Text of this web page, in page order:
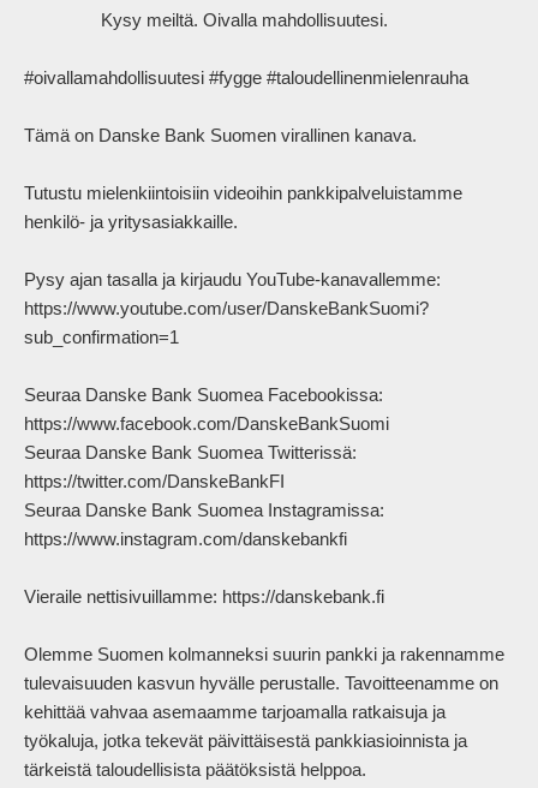
#oivallamahdollisuutesi #fygge #taloudellinenmielenrauha
Tämä on Danske Bank Suomen virallinen kanava.
Tutustu mielenkiintoisiin videoihin pankkipalveluistamme
henkilö- ja yritysasiakkaille.
Pysy ajan tasalla ja kirjaudu YouTube-kanavallemme:
https://www.youtube.com/user/DanskeBankSuomi?
sub_confirmation=1
Seuraa Danske Bank Suomea Facebookissa:
https://www.facebook.com/DanskeBankSuomi
Seuraa Danske Bank Suomea Twitterissä:
https://twitter.com/DanskeBankFI
Seuraa Danske Bank Suomea Instagramissa:
https://www.instagram.com/danskebankfi
Vieraile nettisivuillamme: https://danskebank.fi
Olemme Suomen kolmanneksi suurin pankki ja rakennamme
tulevaisuuden kasvun hyvälle perustalle. Tavoitteenamme on
kehittää vahvaa asemaamme tarjoamalla ratkaisuja ja
työkaluja, jotka tekevät päivittäisestä pankkiasioinnista ja
tärkeistä taloudellisista päätöksistä helppoa.